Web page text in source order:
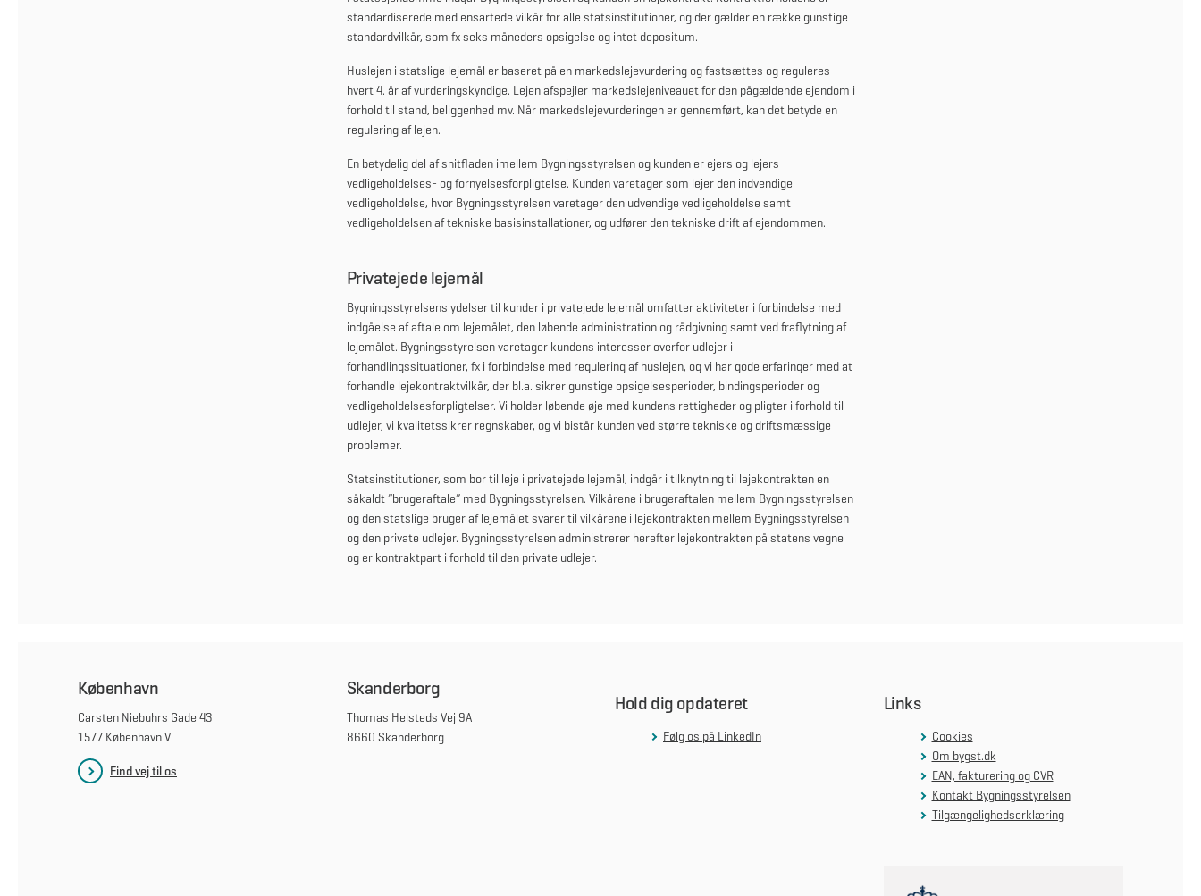
standardiserede med ensartede vilkår for alle statsinstitutioner, og der gælder en række gunstige
standardvilkår, som fx seks måneders opsigelse og intet depositum.
Huslejen i statslige lejemål er baseret på en markedslejevurdering og fastsættes og reguleres
hvert 4. år af vurderingskyndige. Lejen afspejler markedslejeniveauet for den pågældende ejendom i
forhold til stand, beliggenhed mv. Når markedslejevurderingen er gennemført, kan det betyde en
regulering af lejen.
En betydelig del af snitfladen imellem Bygningsstyrelsen og kunden er ejers og lejers
vedligeholdelses- og fornyelsesforpligtelse. Kunden varetager som lejer den indvendige
vedligeholdelse, hvor Bygningsstyrelsen varetager den udvendige vedligeholdelse samt
vedligeholdelsen af tekniske basisinstallationer, og udfører den tekniske drift af ejendommen.
Privatejede lejemål
Bygningsstyrelsens ydelser til kunder i privatejede lejemål omfatter aktiviteter i forbindelse med
indgåelse af aftale om lejemålet, den løbende administration og rådgivning samt ved fraflytning af
lejemålet. Bygningsstyrelsen varetager kundens interesser overfor udlejer i
forhandlingssituationer, fx i forbindelse med regulering af huslejen, og vi har gode erfaringer med at
forhandle lejekontraktvilkår, der bl.a. sikrer gunstige opsigelsesperioder, bindingsperioder og
vedligeholdelsesforpligtelser. Vi holder løbende øje med kundens rettigheder og pligter i forhold til
udlejer, vi kvalitetssikrer regnskaber, og vi bistår kunden ved større tekniske og driftsmæssige
problemer.
Statsinstitutioner, som bor til leje i privatejede lejemål, indgår i tilknytning til lejekontrakten en
såkaldt ”brugeraftale” med Bygningsstyrelsen. Vilkårene i brugeraftalen mellem Bygningsstyrelsen
og den statslige bruger af lejemålet svarer til vilkårene i lejekontrakten mellem Bygningsstyrelsen
og den private udlejer. Bygningsstyrelsen administrerer herefter lejekontrakten på statens vegne
og er kontraktpart i forhold til den private udlejer.
København
Carsten Niebuhrs Gade 43
1577 København V
Find vej til os
Skanderborg
Thomas Helsteds Vej 9A
8660 Skanderborg
Hold dig opdateret
Følg os på LinkedIn
Links
Cookies
Om bygst.dk
EAN, fakturering og CVR
Kontakt Bygningsstyrelsen
Tilgængelighedserklæring